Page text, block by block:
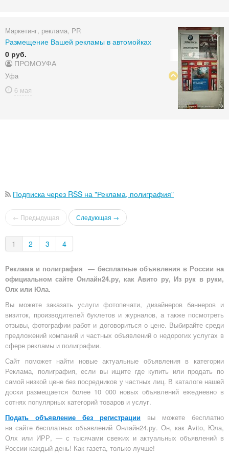
Маркетинг, реклама, PR
Размещение Вашей рекламы в автомойках
0 руб.
ПРОМОУФА
Уфа
6 мая
Подписка через RSS на "Реклама, полиграфия"
← Предыдущая Следующая →
1 2 3 4
Реклама и полиграфия — бесплатные объявления в России на
официальном сайте Онлайн24.ру, как Авито ру, Из рук в руки,
Олх или Юла.
Вы можете заказать услуги фотопечати, дизайнеров баннеров и
визиток, производителей буклетов и журналов, а также посмотреть
отзывы, фотографии работ и договориться о цене. Выбирайте среди
предложений компаний и частных объявлений о недорогих услугах в
сфере рекламы и полиграфии.
Сайт поможет найти новые актуальные объявления в категории
Реклама, полиграфия, если вы ищите где купить или продать по
самой низкой цене без посредников у частных лиц. В каталоге нашей
доски размещается более 10 000 новых объявлений ежедневно в
сотнях популярных категорий товаров и услуг.
Подать объявление без регистрации вы можете бесплатно
насайте бесплатных объявлений Онлайн24.ру. Он, как Avito, Юла,
Олх или ИРР, — с тысячами свежих и актуальных объявлений в
России каждый день! Как газета, только лучше!